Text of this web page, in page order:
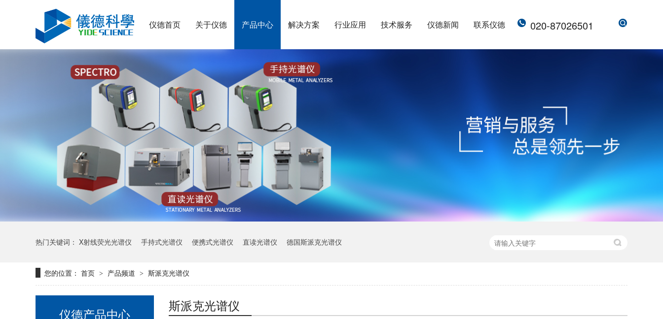
仪德首页 关于仪德 产品中心 解决方案 行业应用 技术服务 仪德新闻 联系仪德 020-87026501
热门关键词： X射线荧光光谱仪 手持式光谱仪 便携式光谱仪 直读光谱仪 德国斯派克光谱仪
您的位置： 首页 > 产品频道 > 斯派克光谱仪
斯派克光谱仪
仪德产品中心